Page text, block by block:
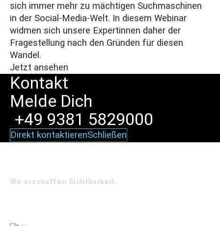
sich immer mehr zu mächtigen Suchmaschinen
in der Social-Media-Welt. In diesem Webinar
widmen sich unsere Expertinnen daher der
Fragestellung nach den Gründen für diesen
Wandel.
Jetzt ansehen
Kontakt
Melde Dich
+49 9381 5829000
Direkt kontaktierenSchließen
Wir erschaffen Sichtbarkeit.